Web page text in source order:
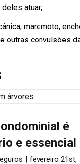
atuar;
maremoto,
outras convulsões
é
e essencial
| fevereiro 21st,